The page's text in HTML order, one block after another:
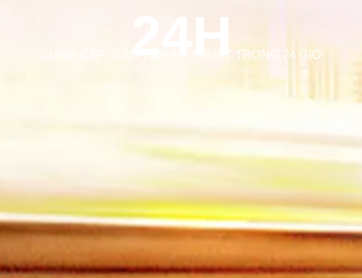
24H
CUNG CẤP GIẢI PHÁP KỸ THUẬT TRONG 24 GIỜ